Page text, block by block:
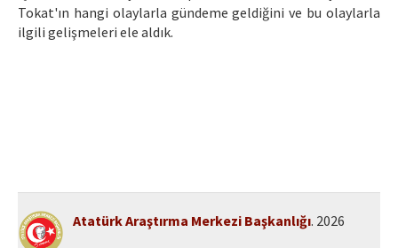
Tokat'ın hangi olaylarla gündeme geldiğini ve bu olaylarla
ilgili gelişmeleri ele aldık.
Atatürk Araştırma Merkezi Başkanlığı. 2026